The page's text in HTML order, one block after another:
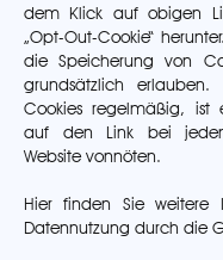
dem Klick auf obigen
„Opt-Out-Cookie“
die Speicherung von
grundsätzlich erlauben.
Cookies regelmäßig, ist
auf den Link bei
Website vonnöten.
Hier finden Sie weitere
Datennutzung durch die